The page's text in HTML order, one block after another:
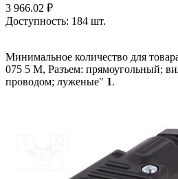
3 966.02 ₽
Доступность: 184 шт.
Минимальное количество для
075 5 M, Разъем: прямоугольный;
проводом; луженые" 1.